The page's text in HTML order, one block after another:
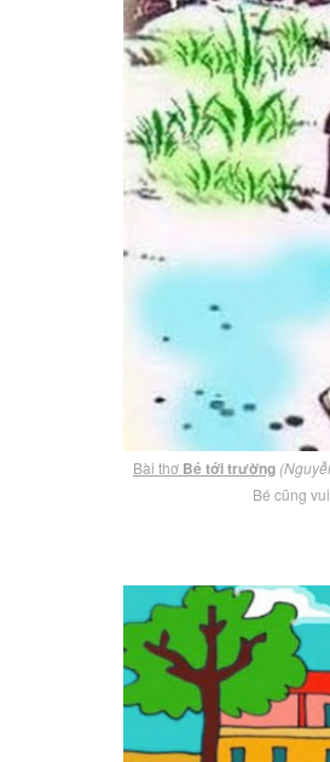
Bài thơ Bé tới trường
Bé cũng